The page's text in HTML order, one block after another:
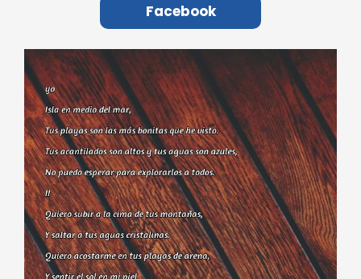
Facebook